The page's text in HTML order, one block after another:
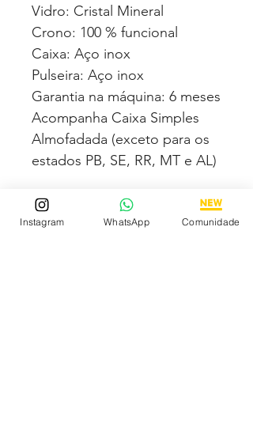
Vidro: Cristal Mineral
Crono: 100 % funcional
Caixa: Aço inox
Pulseira: Aço inox
Garantia na máquina: 6 meses
Acompanha Caixa Simples
Almofadada (exceto para os
estados PB, SE, RR, MT e AL)
Fotos e vídeos 100% reais
dos modelos a venda
Instagram WhatsApp Comunidade